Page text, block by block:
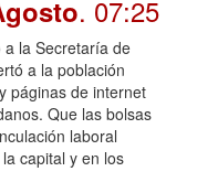
. 07:25
a la Secretaría de
a la población
páginas de internet
Que las bolsas
laboral
capital y en los